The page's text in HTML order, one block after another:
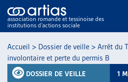
association romande et tessinoise des
institutions d’actions sociale
Accueil > Dossier de veille > Arrêt du
involontaire et perte du permis B
DOSSIER DE VEILLE 1